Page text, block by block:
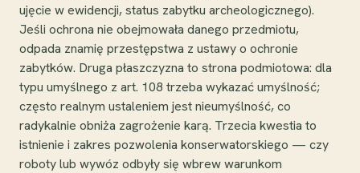
ujęcie w ewidencji, status zabytku archeologicznego).
Jeśli ochrona nie obejmowała danego przedmiotu,
odpada znamię przestępstwa z ustawy o ochronie
zabytków. Druga płaszczyzna to strona podmiotowa: dla
typu umyślnego z art. 108 trzeba wykazać umyślność;
często realnym ustaleniem jest nieumyślność, co
radykalnie obniża zagrożenie karą. Trzecia kwestia to
istnienie i zakres pozwolenia konserwatorskiego — czy
roboty lub wywóz odbyły się wbrew warunkom